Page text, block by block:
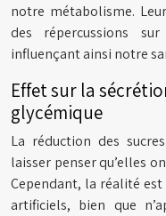
notre métabolisme.
des répercussions
influençant ainsi notre
Effet sur la
glycémique
La réduction des
laisser penser qu’elles
Cependant, la réalité
artificiels, bien que